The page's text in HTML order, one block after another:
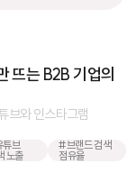
뜨는 B2B 기업의
브와 인스타그램
브
노출
#브랜드 검색
점유율